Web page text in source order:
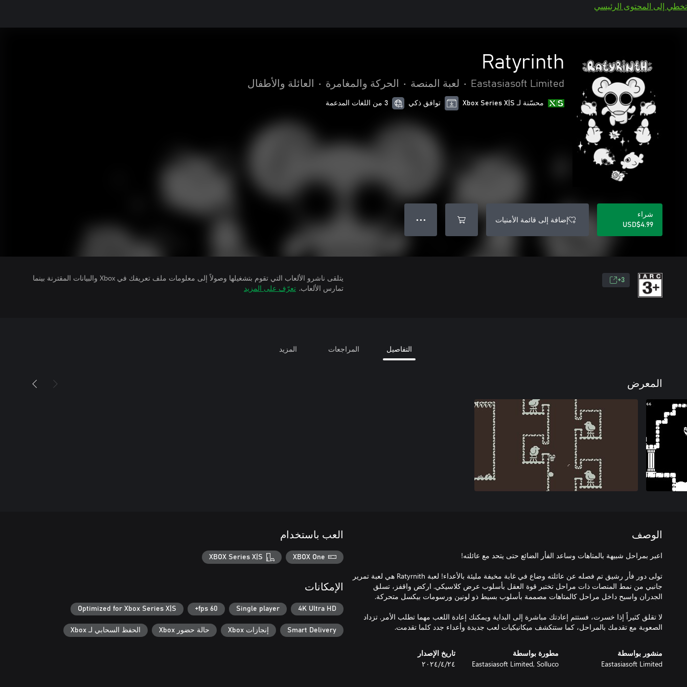
تخطي إلى المحتوى الرئيسي
Ratyrinth
Eastasiasoft Limited
• لعبة المنصة • الحركة والمغامرة • العائلة والأطفال
محسّنة لـ Xbox Series X|S توافق ذكي 3 من اللغات المدعمة
شراء
USD$4.99
إضافة إلى قائمة الأمنيات ● ● ●
3+
يتلقى ناشرو الألعاب التي تقوم بتشغيلها وصولاً إلى معلومات ملف تعريفك في Xbox والبيانات المقترنة بينما
تمارس الألعاب. تعرّف على المزيد
التفاصيل المراجعات المزيد
المعرض
الوصف
تولى دور فأر رشيق تم فصله عن عائلته وضاع في غابة مخيفة مليئة بالأعداء! لعبة Ratyrnith هي لعبة تمرير
جانبي من نمط المنصات ذات مراحل تختبر قوة العقل بأسلوب عرض كلاسيكي. اركض واقفز، تسلق
لا تقلق كثيراً إذا خسرت، فستتم إعادتك مباشرة إلى البداية ويمكنك إعادة اللعب مهما تطلب الأمر. تزداد
الصعوبة مع تقدمك بالمراحل، كما ستتكشف ميكانيكيات لعب جديدة وأعداء جدد كلما تقدمت.
منشور بواسطة
Eastasiasoft Limited
مطورة بواسطة
Eastasiasoft Limited, Solluco
تاريخ الإصدار
٢٤‏/٤‏/٢٠٢٤
العب باستخدام
XBOX One
XBOX Series X|S
الإمكانات
4K Ultra HD
Single player
60 fps+
Optimized for Xbox Series X|S
Smart Delivery إنجازات Xbox حالة حضور Xbox الحفظ السحابي لـ Xbox